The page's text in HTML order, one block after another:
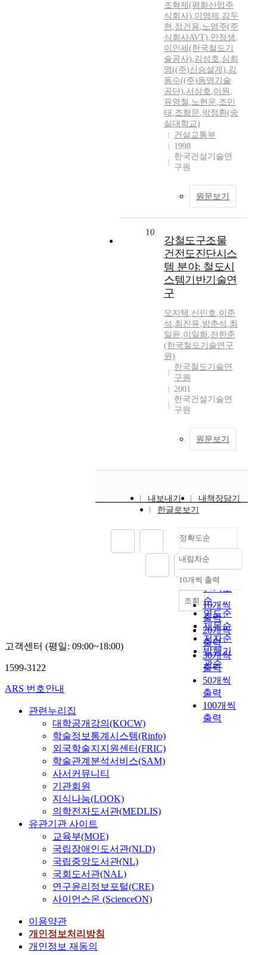
조혁제(평화산업주
식회사),이영제 ,김두
현 ,정건용,노영주(주
식회사AVT),안정생 ,
이인세(한국철도기
술공사),김성호,심희
영((주)신승설계),김
동수((주)동명기술
공단),서상호,이원 ,
유영철 ,노현운,조민
태 ,조형문,박정환(숭
실대학교)
건설교통부
1998
한국건설기술연
구원
원문보기
10
강철도구조물
건전도진단시스
템 분야: 철도시
스템기반기술연
구
오지택 ,신민호,이준
석 ,최진유,방춘석 ,최
일윤,이일화,전한준
(한국철도기술연구
원)
한국철도기술연
구원
2001
한국건설기술연
구원
원문보기
내보내기
내책장담기
한글로보기
정확도순
정확도
순
인기도
순
연도순
제목순
저자순
발행기
관순
내림차순
내림차순
10개씩 출력
10개씩
출력
20개씩
출력
30개씩
출력
50개씩
출력
100개씩
출력
조회
고객센터 (평일: 09:00~18:00)
1599-3122
ARS 번호안내
관련누리집
대학공개강의(KOCW)
학술정보통계시스템(Rinfo)
외국학술지지원센터(FRIC)
학술관계분석서비스(SAM)
사서커뮤니티
기관회원
지식나눔(LOOK)
의학전자도서관(MEDLIS)
유관기관 사이트
교육부(MOE)
국립장애인도서관(NLD)
국립중앙도서관(NL)
국회도서관(NAL)
연구윤리정보포털(CRE)
사이언스온 (ScienceON)
이용약관
개인정보처리방침
개인정보 재동의